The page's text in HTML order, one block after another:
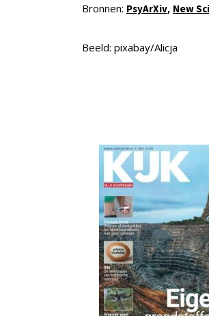
Bronnen: PsyArXiv, New
Beeld: pixabay/Alicja